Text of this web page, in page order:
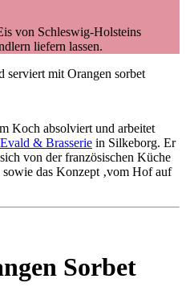
von Schleswig-Holsteins
liefern lassen.
Koch absolviert und arbeitet
& Brasserie in Silkeborg. Er
von der französischen Küche
das Konzept ‚vom Hof auf
Sorbet